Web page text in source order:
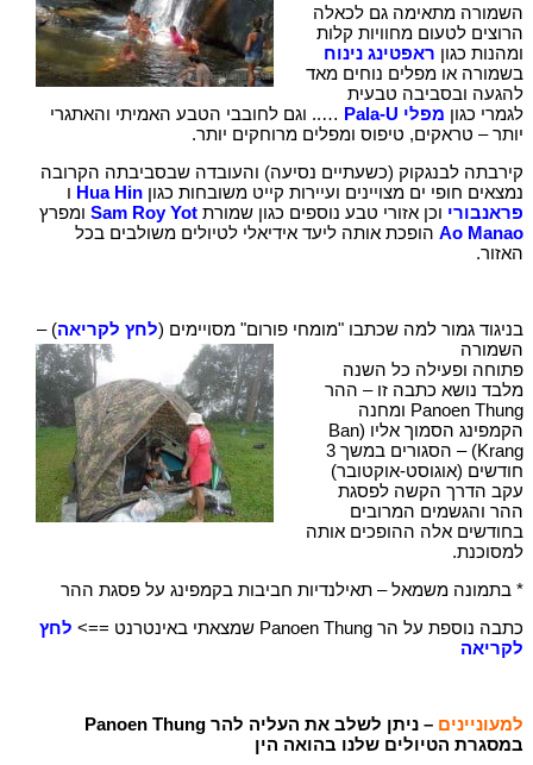
השמורה מתאימה גם לכאלה
הרוצים לטעום מחוויות קלות
ומהנות כגון ראפטינג נינוח
בשמורה או מפלים נוחים מאד
להגעה ובסביבה טבעית
לגמרי כגון מפלי Pala-U
….. וגם לחובבי הטבע האמיתי והאתגרי
יותר – טראקים, טיפוס ומפלים מרוחקים יותר.
קירבתה לבנגקוק (כשעתיים נסיעה) והעובדה שבסביבתה הקרובה
נמצאים חופי ים מצויינים ועיירות קייט משובחות כגון Hua Hin ו
פראנבורי וכן אזורי טבע נוספים כגון שמורת Sam Roy Yot ומפרץ
Ao Manao הופכת אותה ליעד אידיאלי לטיולים משולבים בכל
האזור.
בניגוד גמור למה שכתבו "מומחי פורום" מסויימים (לחץ לקריאה) –
השמורה
פתוחה ופעילה כל השנה
מלבד נושא כתבה זו – ההר
Panoen Thung ומחנה
הקמפינג הסמוך אליו (Ban
Krang) – הסגורים במשך 3
חודשים (אוגוסט-אוקטובר)
עקב הדרך הקשה לפסגת
ההר והגשמים המרובים
בחודשים אלה ההופכים אותה
למסוכנת.
* בתמונה משמאל – תאילנדיות חביבות בקמפינג על פסגת ההר
כתבה נוספת על הר Panoen Thung שמצאתי באינטרנט ==>
לחץ
לקריאה
למעוניינים
– ניתן לשלב את העליה להר Panoen Thung
במסגרת הטיולים שלנו בהואה הין